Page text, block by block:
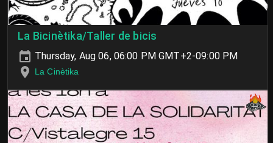
La Bicinètika/Taller de bicis
Thursday, Aug 06, 06:00 PM GMT+2-09:00 PM
La Cinètika